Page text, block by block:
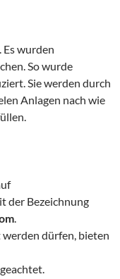
Es wurden
So wurde
Sie werden durch
Anlagen nach wie
der Bezeichnung
.
dürfen, bieten